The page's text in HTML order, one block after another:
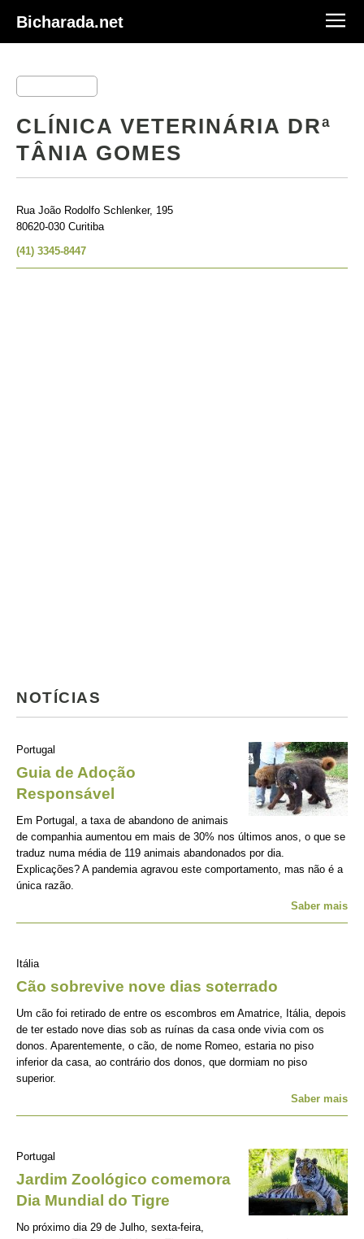
Bicharada.net
CLÍNICA VETERINÁRIA DRª
TÂNIA GOMES
Rua João Rodolfo Schlenker, 195
80620-030 Curitiba
(41) 3345-8447
NOTÍCIAS
Portugal
Guia de Adoção
Responsável
Em Portugal, a taxa de abandono de animais
de companhia aumentou em mais de 30% nos últimos anos, o que se
traduz numa média de 119 animais abandonados por dia.
Explicações? A pandemia agravou este comportamento, mas não é a
única razão.
Saber mais
Itália
Cão sobrevive nove dias soterrado
Um cão foi retirado de entre os escombros em Amatrice, Itália, depois
de ter estado nove dias sob as ruínas da casa onde vivia com os
donos. Aparentemente, o cão, de nome Romeo, estaria no piso
inferior da casa, ao contrário dos donos, que dormiam no piso
superior.
Saber mais
Portugal
Jardim Zoológico comemora
Dia Mundial do Tigre
No próximo dia 29 de Julho, sexta-feira,